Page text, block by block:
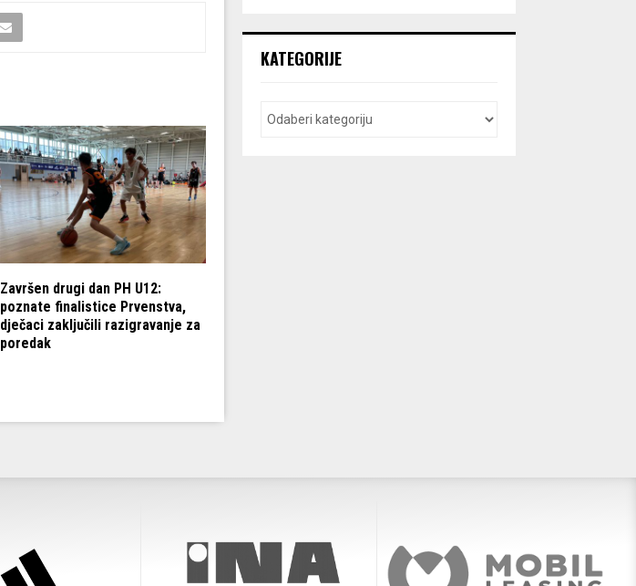
Završen drugi dan PH U12:
poznate finalistice Prvenstva,
dječaci zaključili razigravanje za
poredak
KATEGORIJE